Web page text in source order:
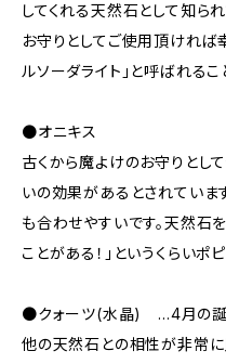
してくれる天然石として知ら
お守りとしてご使用頂ければ
ルソーダライト」と呼ばれるこ
●オニキス
古くから魔よけのお守りとし
いの効果があるとされていま
も合わせやすいです。天然石
ことがある！」というくらいポ
●クォーツ(水晶) …4月の
他の天然石との相性が非常に